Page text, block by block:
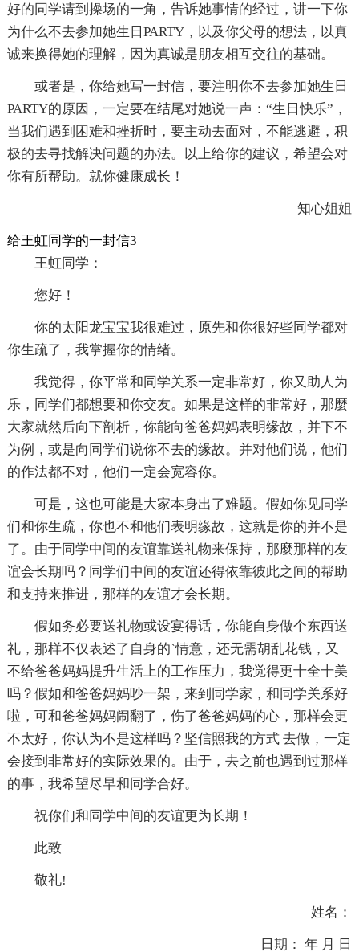
好的同学请到操场的一角，告诉她事情的经过，讲一下你
为什么不去参加她生日PARTY，以及你父母的想法，以真
诚来换得她的理解，因为真诚是朋友相互交往的基础。
或者是，你给她写一封信，要注明你不去参加她生日
PARTY的原因，一定要在结尾对她说一声：“生日快乐”，
当我们遇到困难和挫折时，要主动去面对，不能逃避，积
极的去寻找解决问题的办法。以上给你的建议，希望会对
你有所帮助。就你健康成长！
知心姐姐
给王虹同学的一封信3
王虹同学：
您好！
你的太阳龙宝宝我很难过，原先和你很好些同学都对
你生疏了，我掌握你的情绪。
我觉得，你平常和同学关系一定非常好，你又助人为
乐，同学们都想要和你交友。如果是这样的非常好，那麼
大家就然后向下剖析，你能向爸爸妈妈表明缘故，并下不
为例，或是向同学们说你不去的缘故。并对他们说，他们
的作法都不对，他们一定会宽容你。
可是，这也可能是大家本身出了难题。假如你见同学
们和你生疏，你也不和他们表明缘故，这就是你的并不是
了。由于同学中间的友谊靠送礼物来保持，那麼那样的友
谊会长期吗？同学们中间的友谊还得依靠彼此之间的帮助
和支持来推进，那样的友谊才会长期。
假如务必要送礼物或设宴得话，你能自身做个东西送
礼，那样不仅表述了自身的`情意，还无需胡乱花钱，又
不给爸爸妈妈提升生活上的工作压力，我觉得更十全十美
吗？假如和爸爸妈妈吵一架，来到同学家，和同学关系好
啦，可和爸爸妈妈闹翻了，伤了爸爸妈妈的心，那样会更
不太好，你认为不是这样吗？坚信照我的方式 去做，一定
会接到非常好的实际效果的。由于，去之前也遇到过那样
的事，我希望尽早和同学合好。
祝你们和同学中间的友谊更为长期！
此致
敬礼!
姓名：
日期： 年 月 日